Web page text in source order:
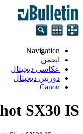
Navigation
انجمن
عکاسی دیجیتال
دوربین دیجیتال
Canon
SX30 IS